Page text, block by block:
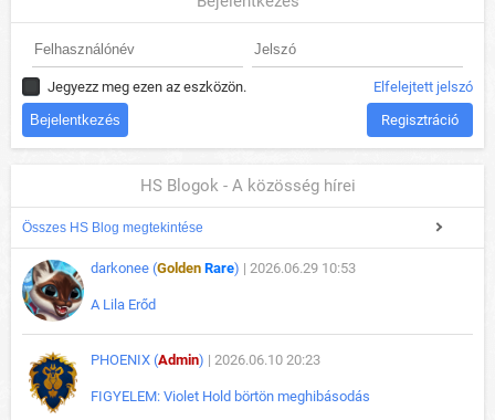
Jegyezz meg ezen az eszközön. Elfelejtett jelszó
Regisztráció
HS Blogok - A közösség hírei
Összes HS Blog megtekintése
darkonee (Golden Rare) | 2026.06.29 10:53
A Lila Erőd
PHOENIX (Admin) | 2026.06.10 20:23
FIGYELEM: Violet Hold börtön meghibásodás